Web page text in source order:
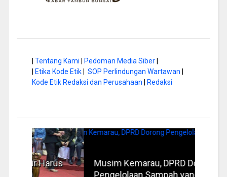
Tentang Kami Pedoman Media Siber|
Etika Kode Etik| SOP Perlindungan Wartawan
Kode Etik Redaksi dan Perusahaan
Redaksi
Musim Kemarau, DPRD Dorong
Pengelolaan Sampah yang Aman